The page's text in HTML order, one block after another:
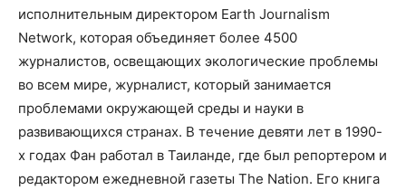
исполнительным директором Earth Journalism
Network, которая объединяет более 4500
журналистов, освещающих экологические проблемы
во всем мире, журналист, который занимается
проблемами окружающей среды и науки в
развивающихся странах. В течение девяти лет в 1990-
х годах Фан работал в Таиланде, где был репортером и
редактором ежедневной газеты The Nation. Его книга